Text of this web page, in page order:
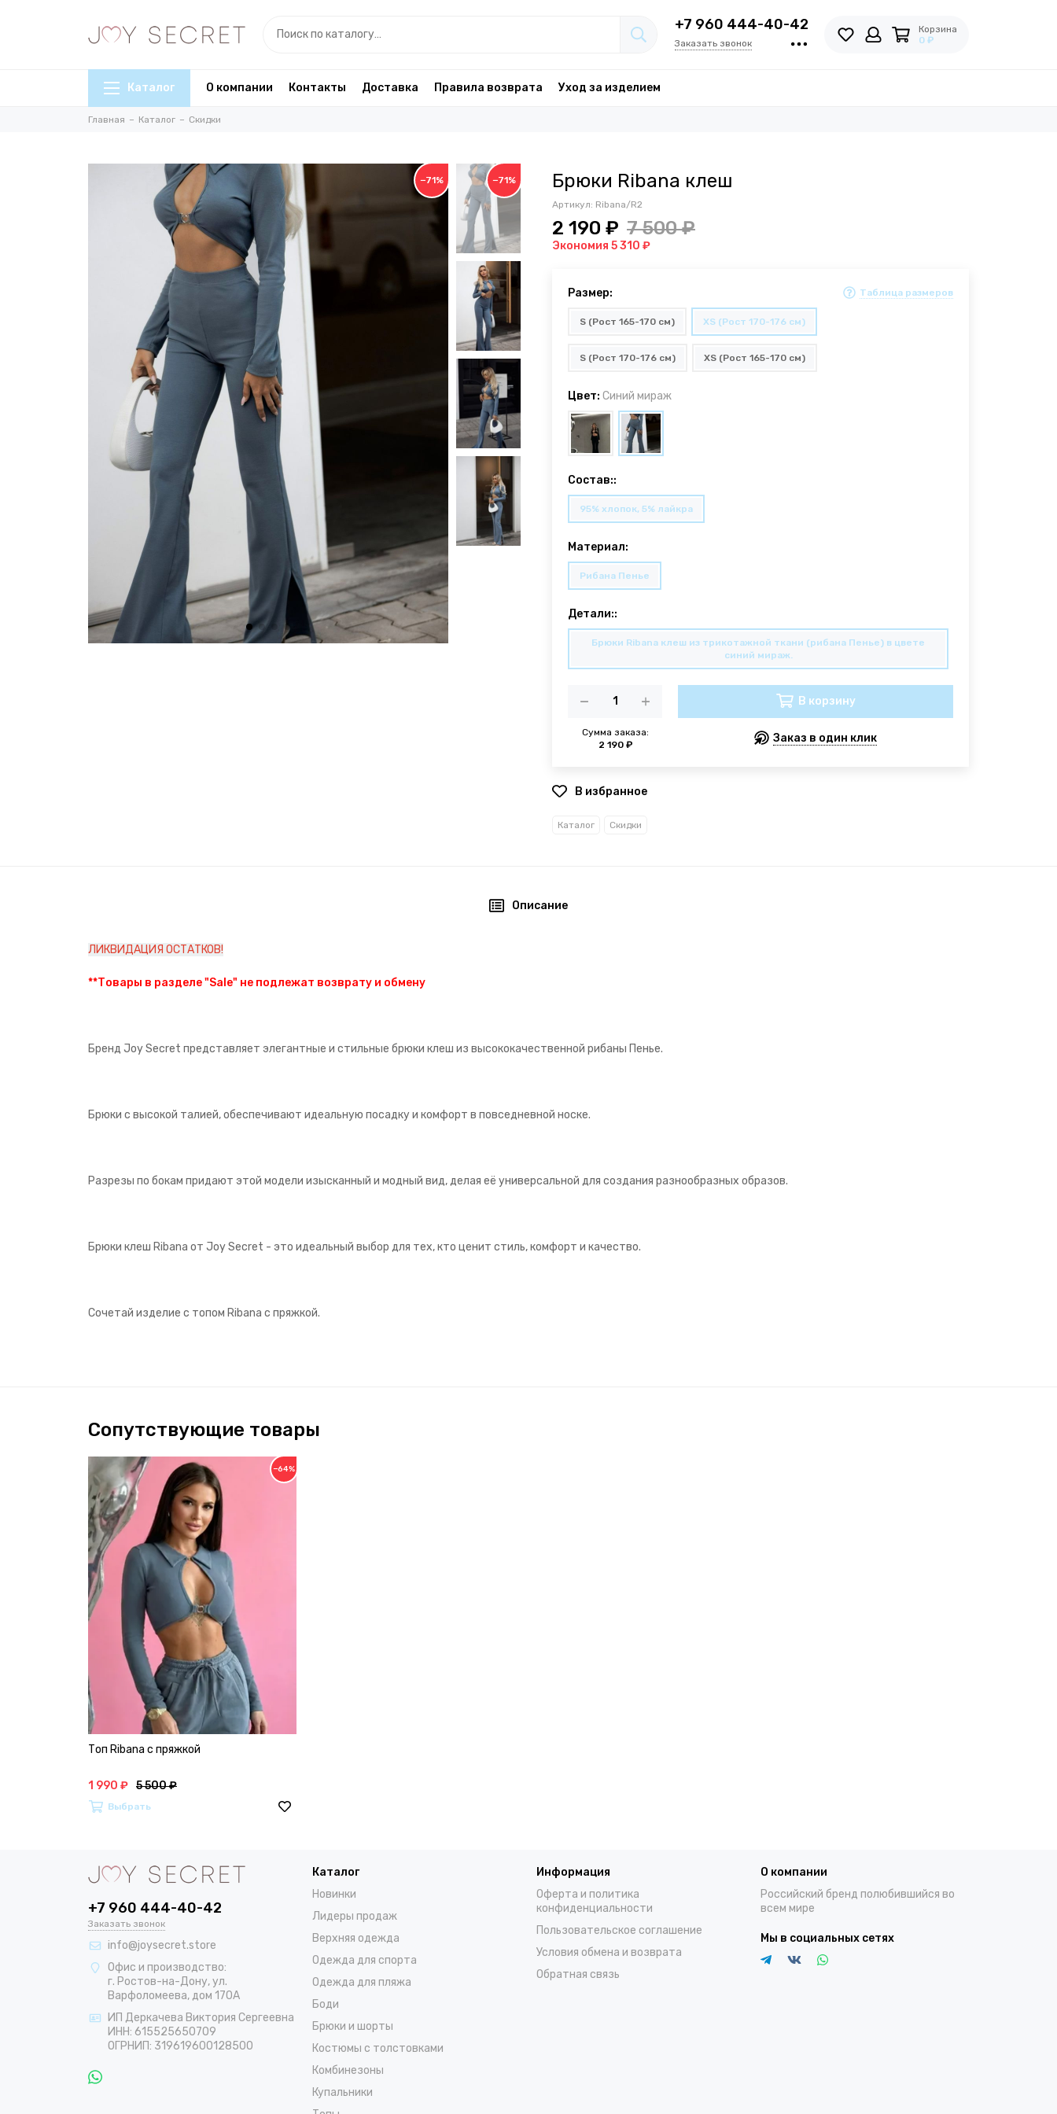
+7 960 444-40-42
Заказать звонок
Корзина
0 ₽
Каталог О компании Контакты Доставка Правила возврата Уход за изделием
Главная Каталог Скидки
−71%
−71% Брюки Ribana клеш
Артикул: Ribana/R2
2 190 ₽ 7 500 ₽
Экономия 5 310 ₽
Размер: Таблица размеров
S (Рост 165-170 см) XS (Рост 170-176 см)
S (Рост 170-176 см) XS (Рост 165-170 см)
Цвет: Синий мираж
Состав::
95% хлопок, 5% лайкра
Материал:
Рибана Пенье
Детали::
Брюки Ribana клеш из трикотажной ткани (рибана Пенье) в цвете
синий мираж.
Сумма заказа:
2 190 ₽
В корзину
Заказ в один клик
В избранное
Каталог Скидки
Описание
ЛИКВИДАЦИЯ ОСТАТКОВ!
**Товары в разделе "Sale" не подлежат возврату и обмену
Бренд Joy Secret представляет элегантные и стильные брюки клеш из высококачественной рибаны Пенье.
Брюки с высокой талией, обеспечивают идеальную посадку и комфорт в повседневной носке.
Разрезы по бокам придают этой модели изысканный и модный вид, делая её универсальной для создания разнообразных образов.
Брюки клеш Ribana от Joy Secret - это идеальный выбор для тех, кто ценит стиль, комфорт и качество.
Сочетай изделие с топом Ribana с пряжкой.
Сопутствующие товары
−64%
Топ Ribana с пряжкой
1 990 ₽ 5 500 ₽
Выбрать
+7 960 444-40-42
Заказать звонок
info@joysecret.store
Офис и производство:
г. Ростов-на-Дону, ул.
Варфоломеева, дом 170А
ИП Деркачева Виктория Сергеевна
ИНН: 615525650709
ОГРНИП: 319619600128500
Каталог
Новинки
Лидеры продаж
Верхняя одежда
Одежда для спорта
Одежда для пляжа
Боди
Брюки и шорты
Костюмы с толстовками
Комбинезоны
Купальники
Информация
Оферта и политика
конфиденциальности
Пользовательское соглашение
Условия обмена и возврата
Обратная связь
О компании
Российский бренд полюбившийся во
всем мире
Мы в социальных сетях